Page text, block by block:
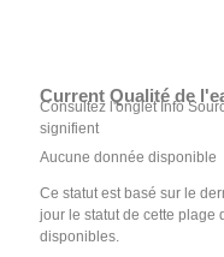
Current Qualité de
Consultez l'onglet Info
signifient
Aucune donnée disponible
Ce statut est basé sur le
jour le statut de cette plage
disponibles.